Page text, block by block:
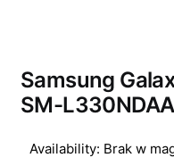
Samsung
SM-
Availability: Brak w